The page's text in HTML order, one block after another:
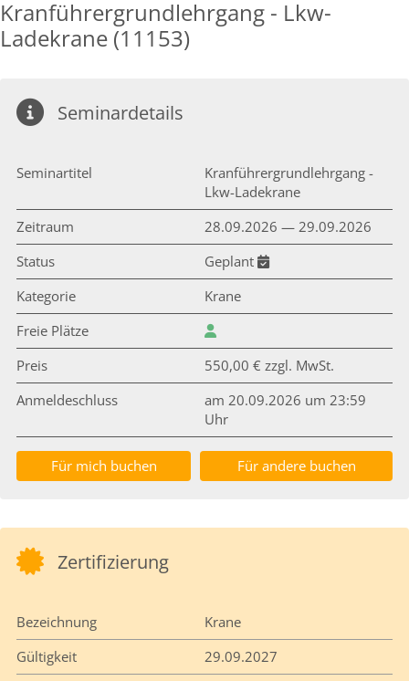
Kranführergrundlehrgang - Lkw-
Ladekrane (11153)
Seminardetails
Seminartitel
Kranführergrundlehrgang -
Lkw-Ladekrane
Zeitraum
28.09.2026 — 29.09.2026
Status
Geplant
Kategorie
Krane
Freie Plätze
Preis
550,00 € zzgl. MwSt.
Anmeldeschluss
am 20.09.2026 um 23:59
Uhr
Für mich buchen Für andere buchen
Zertifizierung
Bezeichnung
Krane
Gültigkeit
29.09.2027